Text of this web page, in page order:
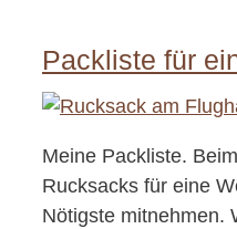
Packliste für
Meine Packliste.
Rucksacks für eine
Nötigste mitnehmen.